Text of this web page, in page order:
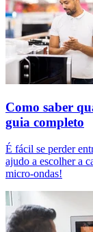
Como saber
guia completo
É fácil se perder
ajudo a escolher a
micro-ondas!